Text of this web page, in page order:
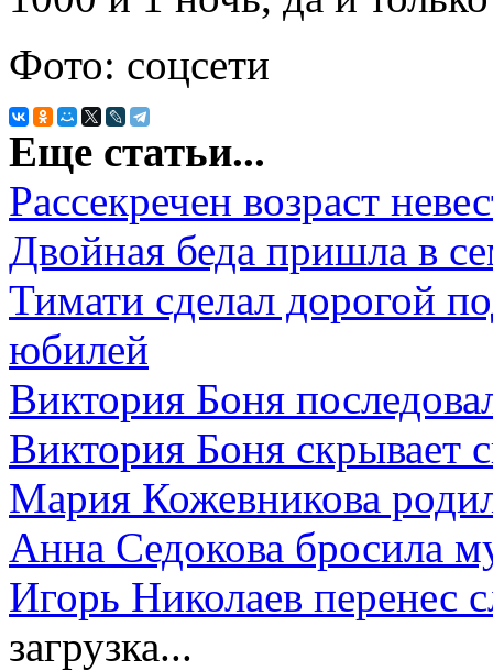
Фото: соцсети
Еще статьи...
Рассекречен возраст
Двойная беда пришла в
Тимати сделал дорогой
юбилей
Виктория Боня
Виктория Боня скрывает
Мария Кожевникова
Анна Седокова бросила
Игорь Николаев перенес
загрузка...